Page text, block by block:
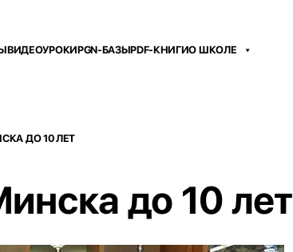
ВИДЕОУРОКИPGN-БАЗЫPDF-КНИГИО ШКОЛЕ
ДО 10 ЛЕТ
до 10 лет